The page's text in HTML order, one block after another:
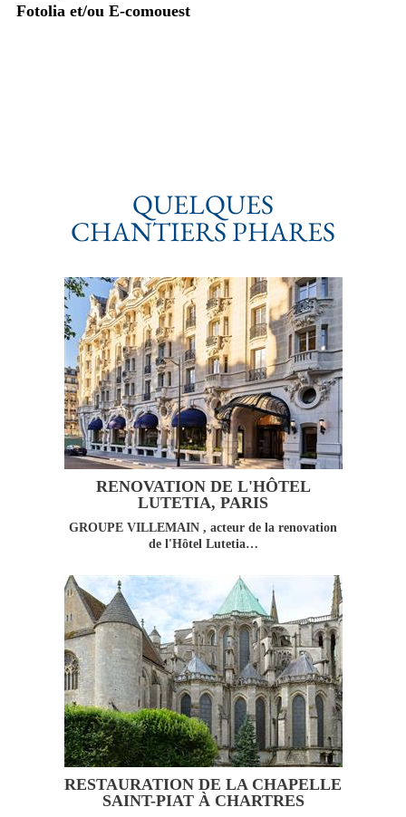
Fotolia et/ou E-comouest
QUELQUES
CHANTIERS PHARES
RENOVATION DE L'HÔTEL
LUTETIA, PARIS
GROUPE VILLEMAIN , acteur de la renovation
de l'Hôtel Lutetia…
RESTAURATION DE LA CHAPELLE
SAINT-PIAT À CHARTRES